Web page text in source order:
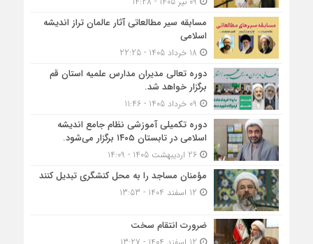
مسابقه سیر مطالعاتی آثار عالمان تراز اندیشه
اسلامی
دوره تعالی مدیران مدارس علمیه استان قم
برگزار خواهد شد.
دوره تکمیلی آموزشی نظام جامع اندیشه
اسلامی در تابستان ۱۴۰۵ برگزار می‌شود.
26 اردیبهشت 1405 - 14:09
مؤمنان مساجد را به محل کنشگری تبدیل کنند
ضرورت انتقام سخت